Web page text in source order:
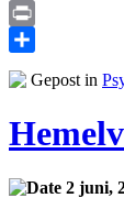
Email
Print
Gepost in
2 juni,